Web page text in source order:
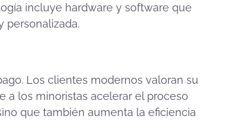
incluye hardware y software que
personalizada.
Los clientes modernos valoran su
a los minoristas acelerar el proceso
que también aumenta la eficiencia